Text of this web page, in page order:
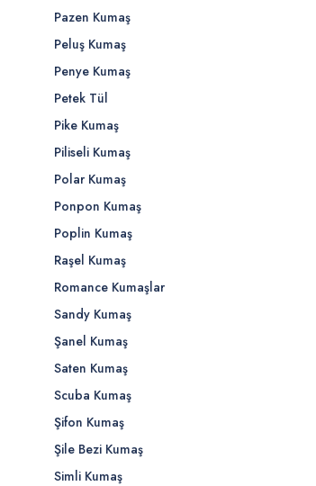
Pazen Kumaş
Peluş Kumaş
Penye Kumaş
Petek Tül
Pike Kumaş
Piliseli Kumaş
Polar Kumaş
Ponpon Kumaş
Poplin Kumaş
Raşel Kumaş
Romance Kumaşlar
Sandy Kumaş
Şanel Kumaş
Saten Kumaş
Scuba Kumaş
Şifon Kumaş
Şile Bezi Kumaş
Simli Kumaş